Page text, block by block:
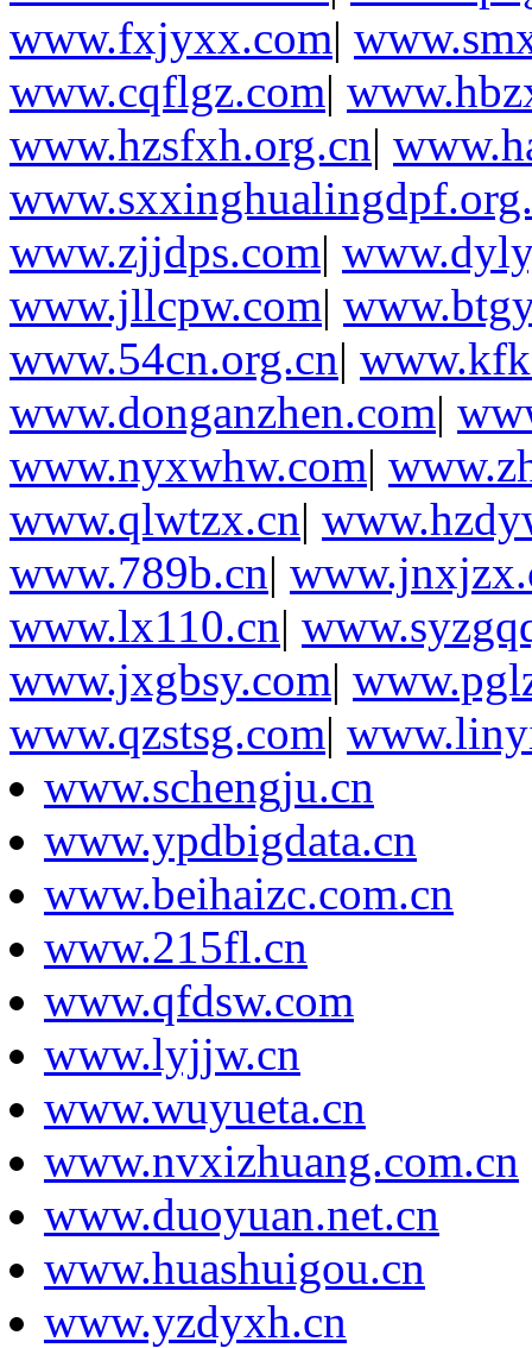
www.fxjyxx.com|
www.cqflgz.com|
www.hzsfxh.org.cn|
www.zjjdps.com|
www.jllcpw.com|
www.54cn.org.cn|
www.donganzhen.com|
www.nyxwhw.com|
www.qlwtzx.cn|
www.789b.cn|
www.lx110.cn|
www.jxgbsy.com|
www.qzstsg.com|
www.schengju.cn
www.ypdbigdata.cn
www.beihaizc.com.cn
www.215fl.cn
www.qfdsw.com
www.lyjjw.cn
www.wuyueta.cn
www.nvxizhuang.com.cn
www.duoyuan.net.cn
www.huashuigou.cn
www.yzdyxh.cn